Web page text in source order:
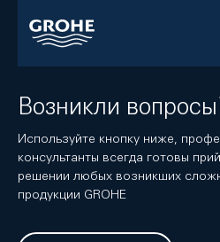
Возникли
Используйте кнопку ниже,
консультанты всегда готовы
решении любых возникших
продукции GROHE